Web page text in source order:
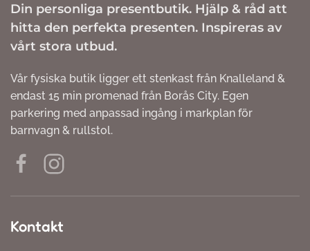
Din personliga presentbutik. Hjälp & råd att
hitta den perfekta presenten. Inspireras av
vårt stora utbud.
Vår fysiska butik ligger ett stenkast från Knalleland &
endast 15 min promenad från Borås City. Egen
parkering med anpassad ingång i markplan för
barnvagn & rullstol.
Kontakt